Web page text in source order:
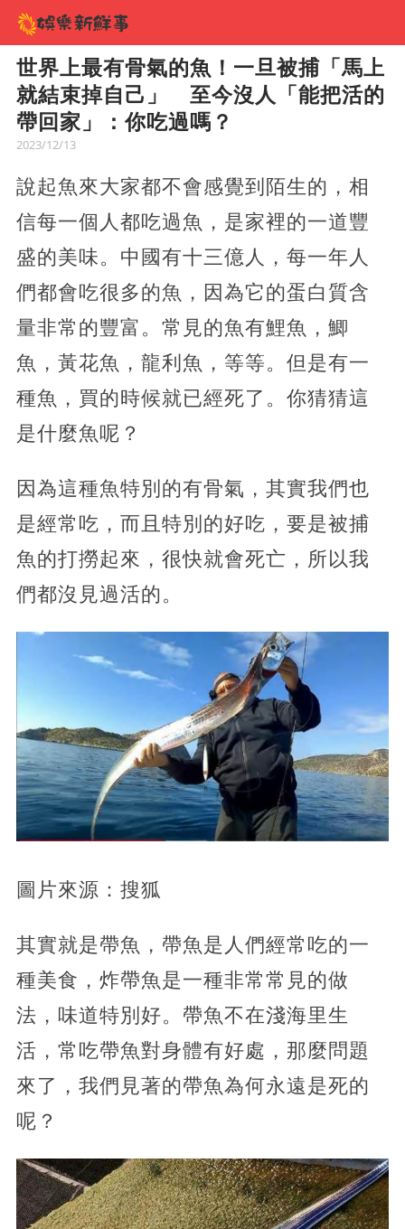
世界上最有骨氣的魚！一旦被捕「馬上
就結束掉自己」 至今沒人「能把活的
帶回家」：你吃過嗎？
2023/12/13
說起魚來大家都不會感覺到陌生的，相
信每一個人都吃過魚，是家裡的一道豐
盛的美味。中國有十三億人，每一年人
們都會吃很多的魚，因為它的蛋白質含
量非常的豐富。常見的魚有鯉魚，鯽
魚，黃花魚，龍利魚，等等。但是有一
種魚，買的時候就已經死了。你猜猜這
是什麼魚呢？
因為這種魚特別的有骨氣，其實我們也
是經常吃，而且特別的好吃，要是被捕
魚的打撈起來，很快就會死亡，所以我
們都沒見過活的。
圖片來源：搜狐
其實就是帶魚，帶魚是人們經常吃的一
種美食，炸帶魚是一種非常常見的做
法，味道特別好。帶魚不在淺海里生
活，常吃帶魚對身體有好處，那麼問題
來了，我們見著的帶魚為何永遠是死的
呢？